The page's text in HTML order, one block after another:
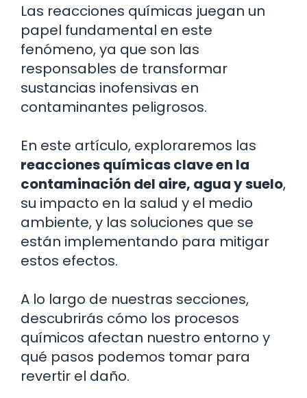
Las reacciones químicas juegan un
papel fundamental en este
fenómeno, ya que son las
responsables de transformar
sustancias inofensivas en
contaminantes peligrosos.
En este artículo, exploraremos las
reacciones químicas clave en la
contaminación del aire, agua y suelo,
su impacto en la salud y el medio
ambiente, y las soluciones que se
están implementando para mitigar
estos efectos.
A lo largo de nuestras secciones,
descubrirás cómo los procesos
químicos afectan nuestro entorno y
qué pasos podemos tomar para
revertir el daño.